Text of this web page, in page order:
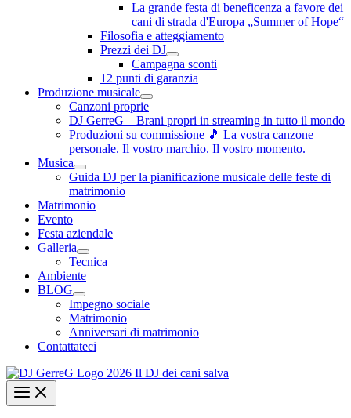
La grande festa di beneficenza a favore dei
cani di strada d'Europa „Summer of Hope“
Filosofia e atteggiamento
Prezzi dei DJ
Campagna sconti
12 punti di garanzia
Produzione musicale
Canzoni proprie
DJ GerreG – Brani propri in streaming in tutto il mondo
Produzioni su commissione 🎵 La vostra canzone
personale. Il vostro marchio. Il vostro momento.
Musica
Guida DJ per la pianificazione musicale delle feste di
matrimonio
Matrimonio
Evento
Festa aziendale
Galleria
Tecnica
Ambiente
BLOG
Impegno sociale
Matrimonio
Anniversari di matrimonio
Contattateci